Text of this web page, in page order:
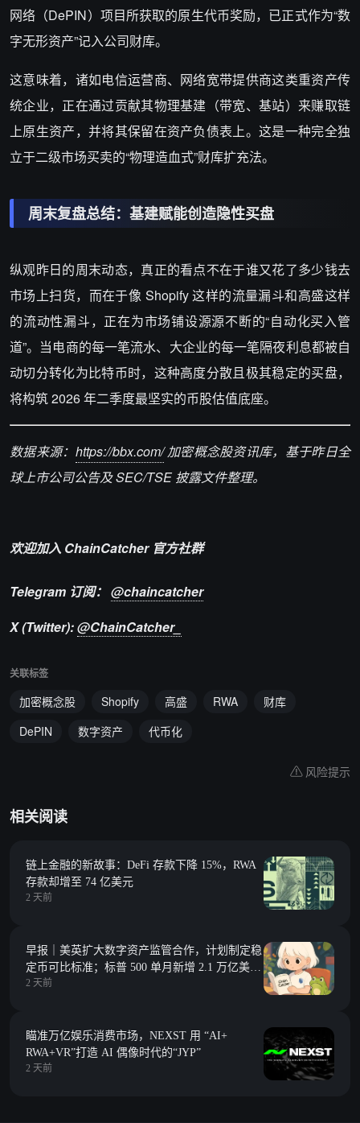
网络（DePIN）项目所获取的原生代币奖励，已正式作为“数
字无形资产”记入公司财库。
这意味着，诸如电信运营商、网络宽带提供商这类重资产传
统企业，正在通过贡献其物理基建（带宽、基站）来赚取链
上原生资产，并将其保留在资产负债表上。这是一种完全独
立于二级市场买卖的“物理造血式”财库扩充法。
周末复盘总结：基建赋能创造隐性买盘
纵观昨日的周末动态，真正的看点不在于谁又花了多少钱去
市场上扫货，而在于像 Shopify 这样的流量漏斗和高盛这样
的流动性漏斗，正在为市场铺设源源不断的“自动化买入管
道”。当电商的每一笔流水、大企业的每一笔隔夜利息都被自
动切分转化为比特币时，这种高度分散且极其稳定的买盘，
将构筑 2026 年二季度最坚实的币股估值底座。
数据来源： https://bbx.com/加密概念股资讯库，基于昨日全
球上市公司公告及 SEC/TSE 披露文件整理。
欢迎加入 ChainCatcher 官方社群
Telegram 订阅： @chaincatcher
X (Twitter):@ChainCatcher_
关联标签
加密概念股 Shopify 高盛 RWA
财库
DePIN
数字资产 代币化
风险提示
相关阅读
链上金融的新故事：DeFi 存款下降 15%，RWA
存款却增至 74 亿美元
2 天前
早报｜美英扩大数字资产监管合作，计划制定稳
定币可比标准；标普 500 单月新增 2.1 万亿美元
市值，约合整个加密市场总市值
2 天前
瞄准万亿娱乐消费市场，NEXST 用 “AI+
RWA+VR”打造 AI 偶像时代的“JYP”
2 天前